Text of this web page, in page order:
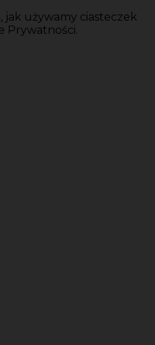
jak używamy ciasteczek
Prywatności.